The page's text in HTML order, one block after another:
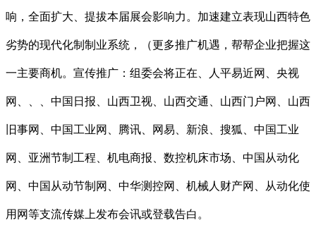
响，全面扩大、提拔本届展会影响力。加速建立表现山西特色
劣势的现代化制制业系统，（更多推广机遇，帮帮企业把握这
一主要商机。宣传推广：组委会将正在、人平易近网、央视
网、、、中国日报、山西卫视、山西交通、山西门户网、山西
旧事网、中国工业网、腾讯、网易、新浪、搜狐、中国工业
网、亚洲节制工程、机电商报、数控机床市场、中国从动化
网、中国从动节制网、中华测控网、机械人财产网、从动化使
用网等支流传媒上发布会讯或登载告白。